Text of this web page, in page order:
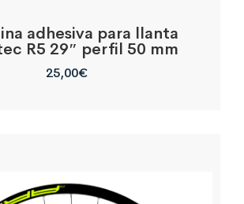
adhesiva para llanta
R5 29″ perfil 50 mm
25,00€